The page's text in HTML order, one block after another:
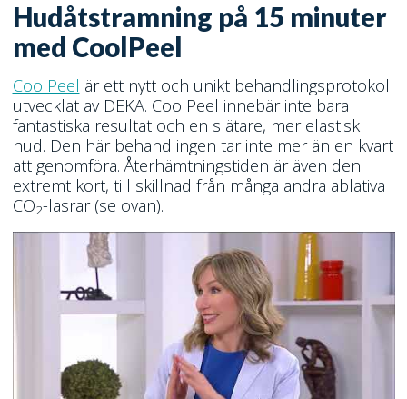
Hudåtstramning på 15 minuter
med CoolPeel
CoolPeel är ett nytt och unikt behandlingsprotokoll
utvecklat av DEKA. CoolPeel innebär inte bara
fantastiska resultat och en slätare, mer elastisk
hud. Den här behandlingen tar inte mer än en kvart
att genomföra. Återhämtningstiden är även den
extremt kort, till skillnad från många andra ablativa
CO2-lasrar (se ovan).